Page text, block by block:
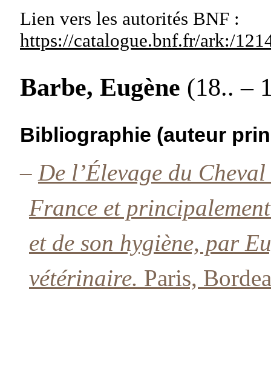
Lien vers les autorités BNF :
https://catalogue.bnf.fr/ark:/
Barbe, Eugène (18.. –
Bibliographie (auteur
– De l’Élevage du
France et
et de son hygiène, par
vétérinaire. Paris,